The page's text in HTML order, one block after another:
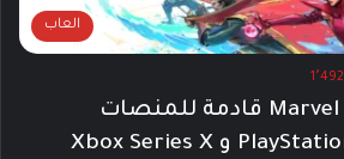
العاب
1٬492
لعبة Marvel Rivals قادمة للمنصات